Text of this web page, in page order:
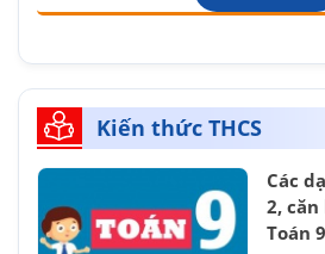
Kiến thức THCS
Các
2, căn
Toán